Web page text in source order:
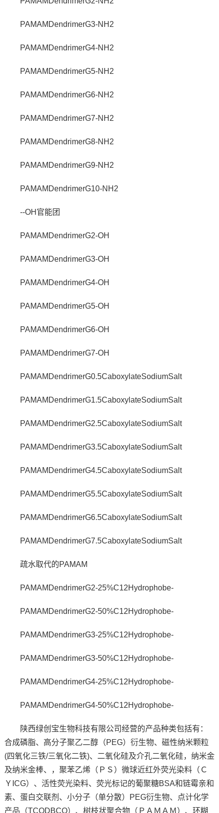
PAMAMDendrimerG3-NH2
PAMAMDendrimerG4-NH2
PAMAMDendrimerG5-NH2
PAMAMDendrimerG6-NH2
PAMAMDendrimerG7-NH2
PAMAMDendrimerG8-NH2
PAMAMDendrimerG9-NH2
PAMAMDendrimerG10-NH2
--OH官能团
PAMAMDendrimerG2-OH
PAMAMDendrimerG3-OH
PAMAMDendrimerG4-OH
PAMAMDendrimerG5-OH
PAMAMDendrimerG6-OH
PAMAMDendrimerG7-OH
PAMAMDendrimerG0.5CaboxylateSodiumSalt
PAMAMDendrimerG1.5CaboxylateSodiumSalt
PAMAMDendrimerG2.5CaboxylateSodiumSalt
PAMAMDendrimerG3.5CaboxylateSodiumSalt
PAMAMDendrimerG4.5CaboxylateSodiumSalt
PAMAMDendrimerG5.5CaboxylateSodiumSalt
PAMAMDendrimerG6.5CaboxylateSodiumSalt
PAMAMDendrimerG7.5CaboxylateSodiumSalt
疏水取代的PAMAM
PAMAMDendrimerG2-25%C12Hydrophobe-
PAMAMDendrimerG2-50%C12Hydrophobe-
PAMAMDendrimerG3-25%C12Hydrophobe-
PAMAMDendrimerG3-50%C12Hydrophobe-
PAMAMDendrimerG4-25%C12Hydrophobe-
PAMAMDendrimerG4-50%C12Hydrophobe-
陕西绿创宝生物科技有限公司经营的产品种类包括有：
合成磷脂、高分子聚乙二醇（PEG）衍生物、磁性纳米颗粒
(四氧化三铁/三氧化二铁)、二氧化硅及介孔二氧化硅，纳米金
及纳米金棒、，聚苯乙烯（ＰＳ）微球近红外荧光染料（Ｃ
ＹICG）、活性荧光染料、荧光标记的葡聚糖BSA和链霉亲和
素、蛋白交联剂、小分子（单分散）PEG衍生物、点计化学
产品（TCODBCO）、树枝状聚合物（ＰＡＭＡＭ）、环糊